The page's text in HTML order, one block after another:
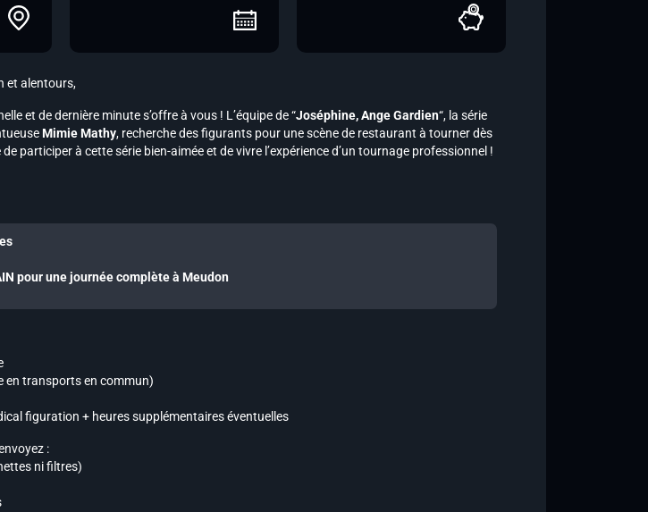
et alentours,
et de dernière minute s’offre à vous ! L’équipe de “Joséphine, Ange Gardien“, la série
Mimie Mathy, recherche des figurants pour une scène de restaurant à tourner dès
participer à cette série bien-aimée et de vivre l’expérience d’un tournage professionnel !
pour une journée complète à Meudon
en transports en commun)
figuration + heures supplémentaires éventuelles
:
ni filtres)